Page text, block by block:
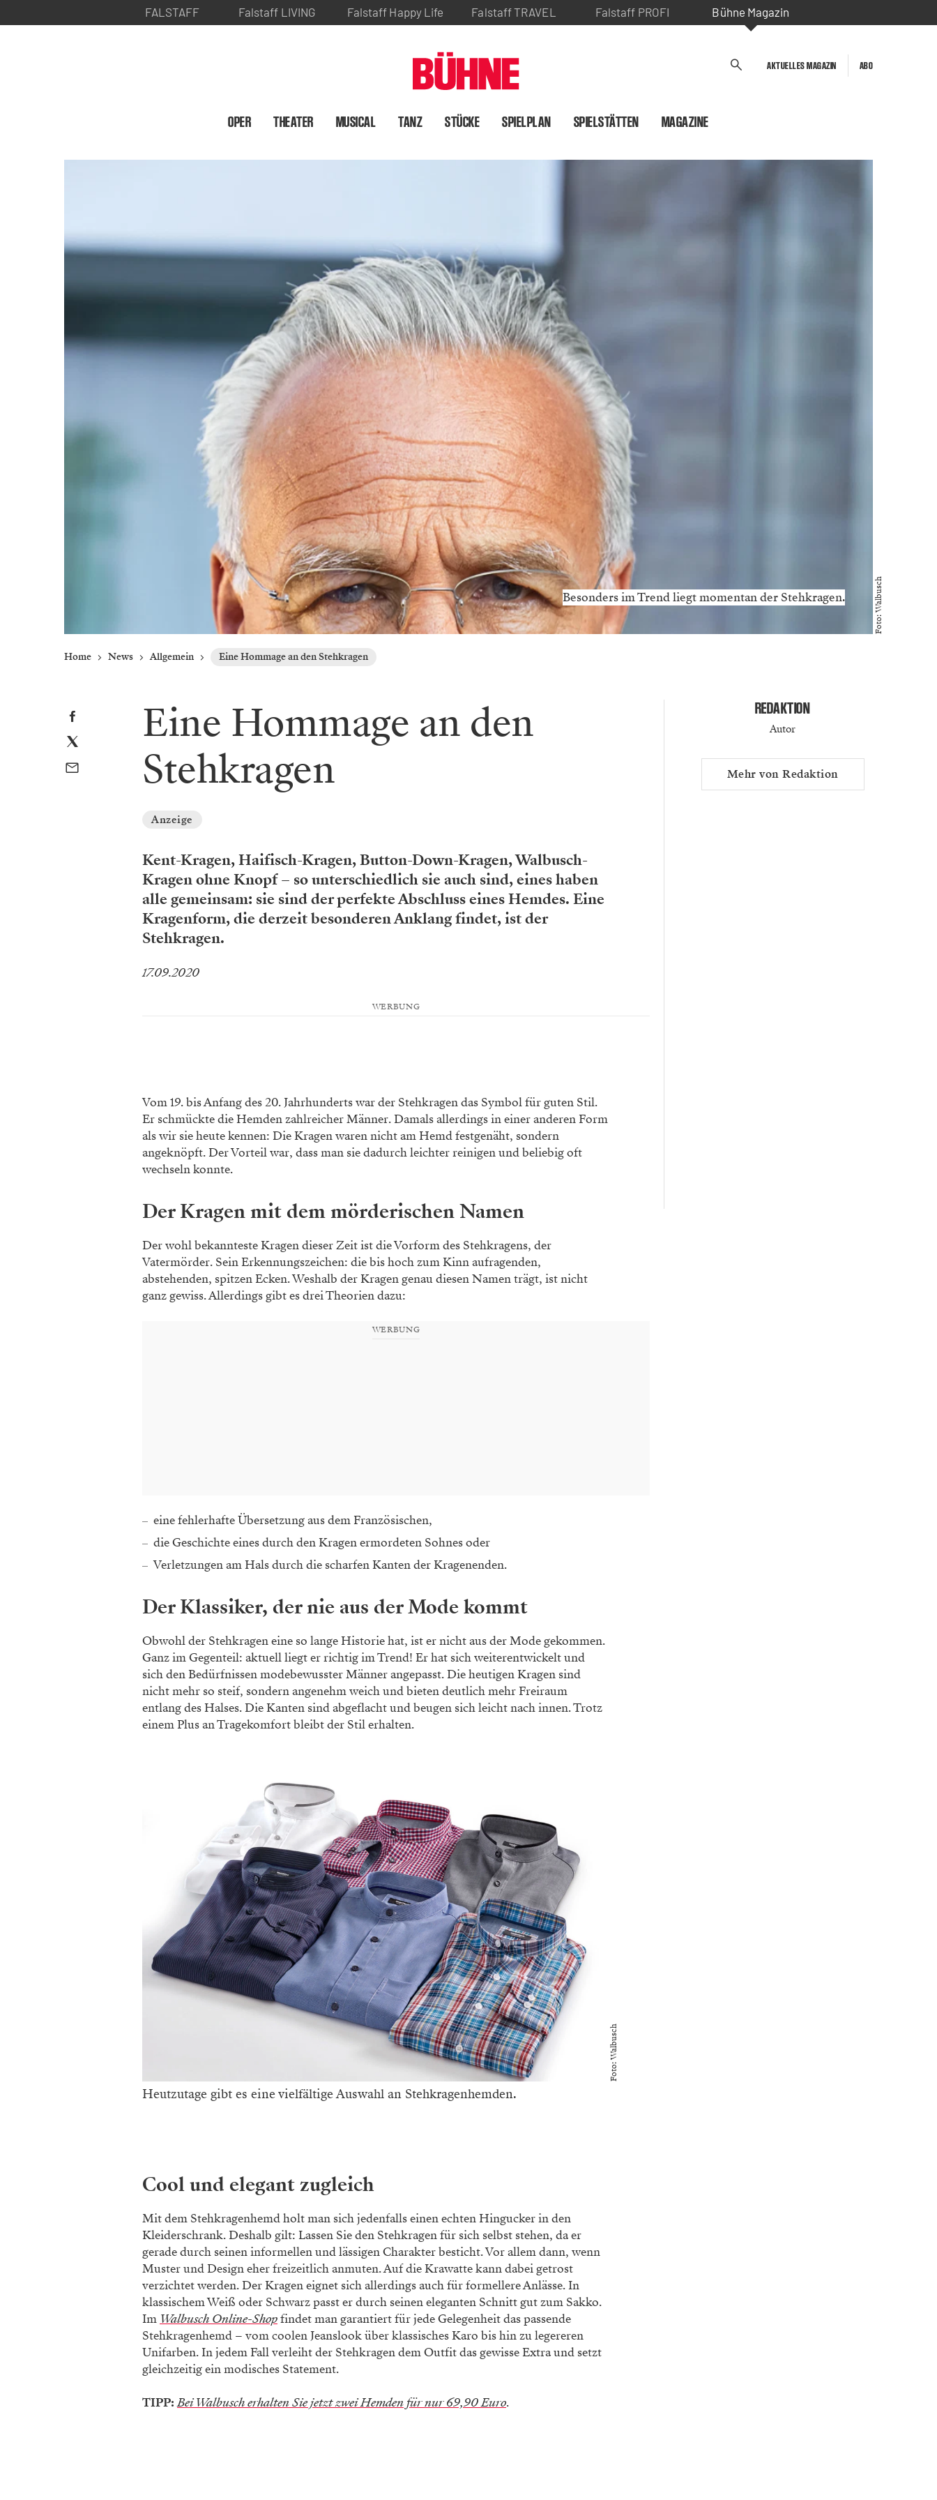
FALSTAFF Falstaff LIVING Falstaff Happy Life Falstaff TRAVEL Falstaff PROFI Bühne Magazin
AKTUELLES MAGAZIN ABO
OPER THEATER MUSICAL TANZ STÜCKE SPIELPLAN SPIELSTÄTTEN MAGAZINE
Besonders im Trend liegt momentan der Stehkragen. Foto: Walbusch
Home News Allgemein Eine Hommage an den Stehkragen
Eine Hommage an den
Stehkragen
Anzeige
Kent-Kragen, Haifisch-Kragen, Button-Down-Kragen, Walbusch-
Kragen ohne Knopf – so unterschiedlich sie auch sind, eines haben
alle gemeinsam: sie sind der perfekte Abschluss eines Hemdes. Eine
Kragenform, die derzeit besonderen Anklang findet, ist der
Stehkragen.
17.09.2020
WERBUNG
Vom 19. bis Anfang des 20. Jahrhunderts war der Stehkragen das Symbol für guten Stil.
Er schmückte die Hemden zahlreicher Männer. Damals allerdings in einer anderen Form
als wir sie heute kennen: Die Kragen waren nicht am Hemd festgenäht, sondern
angeknöpft. Der Vorteil war, dass man sie dadurch leichter reinigen und beliebig oft
wechseln konnte.
Der Kragen mit dem mörderischen Namen
Der wohl bekannteste Kragen dieser Zeit ist die Vorform des Stehkragens, der
Vatermörder. Sein Erkennungszeichen: die bis hoch zum Kinn aufragenden,
abstehenden, spitzen Ecken. Weshalb der Kragen genau diesen Namen trägt, ist nicht
ganz gewiss. Allerdings gibt es drei Theorien dazu:
WERBUNG
eine fehlerhafte Übersetzung aus dem Französischen,
die Geschichte eines durch den Kragen ermordeten Sohnes oder
Verletzungen am Hals durch die scharfen Kanten der Kragenenden.
Der Klassiker, der nie aus der Mode kommt
Obwohl der Stehkragen eine so lange Historie hat, ist er nicht aus der Mode gekommen.
Ganz im Gegenteil: aktuell liegt er richtig im Trend! Er hat sich weiterentwickelt und
sich den Bedürfnissen modebewusster Männer angepasst. Die heutigen Kragen sind
nicht mehr so steif, sondern angenehm weich und bieten deutlich mehr Freiraum
entlang des Halses. Die Kanten sind abgeflacht und beugen sich leicht nach innen. Trotz
einem Plus an Tragekomfort bleibt der Stil erhalten.
Foto: Walbusch
Heutzutage gibt es eine vielfältige Auswahl an Stehkragenhemden.
Cool und elegant zugleich
Mit dem Stehkragenhemd holt man sich jedenfalls einen echten Hingucker in den
Kleiderschrank. Deshalb gilt: Lassen Sie den Stehkragen für sich selbst stehen, da er
gerade durch seinen informellen und lässigen Charakter besticht. Vor allem dann, wenn
Muster und Design eher freizeitlich anmuten. Auf die Krawatte kann dabei getrost
verzichtet werden. Der Kragen eignet sich allerdings auch für formellere Anlässe. In
klassischem Weiß oder Schwarz passt er durch seinen eleganten Schnitt gut zum Sakko.
Im Walbusch Online-Shopfindet man garantiert für jede Gelegenheit das passende
Stehkragenhemd – vom coolen Jeanslook über klassisches Karo bis hin zu legereren
Unifarben. In jedem Fall verleiht der Stehkragen dem Outfit das gewisse Extra und setzt
gleichzeitig ein modisches Statement.
TIPP: Bei Walbusch erhalten Sie jetzt zwei Hemden für nur 69,90 Euro.
REDAKTION
Autor
Mehr von Redaktion